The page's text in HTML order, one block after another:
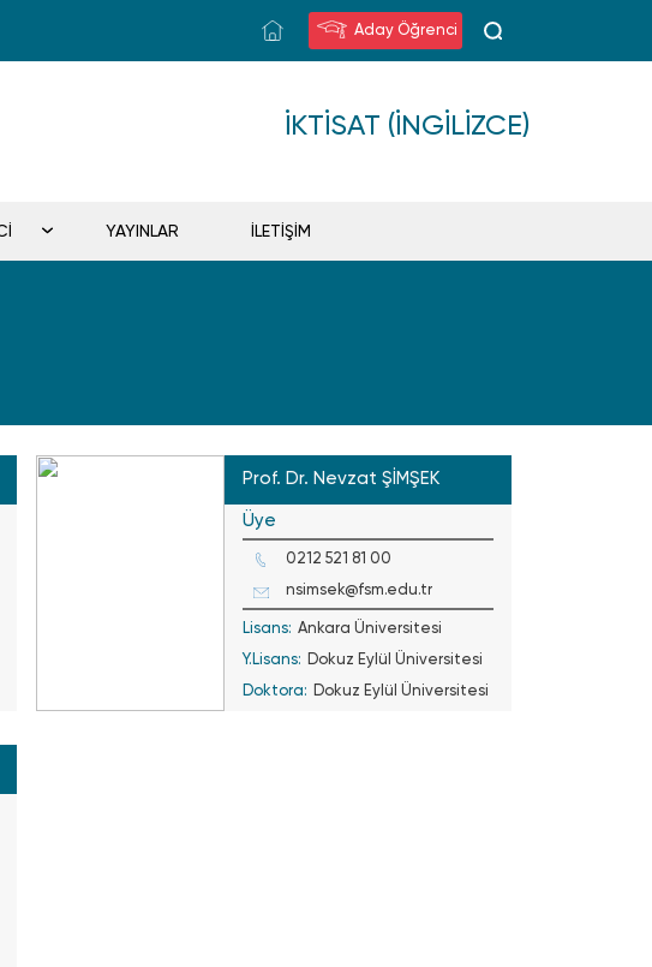
Aday Öğrenci
İKTISAT (İNGILIZCE)
YAYINLAR İLETİŞİM
Prof. Dr. Nevzat ŞİMŞEK
Üye
0212 521 81 00
nsimsek@fsm.edu.tr
Lisans: Ankara Üniversitesi
Y.Lisans: Dokuz Eylül Üniversitesi
Doktora: Dokuz Eylül Üniversitesi